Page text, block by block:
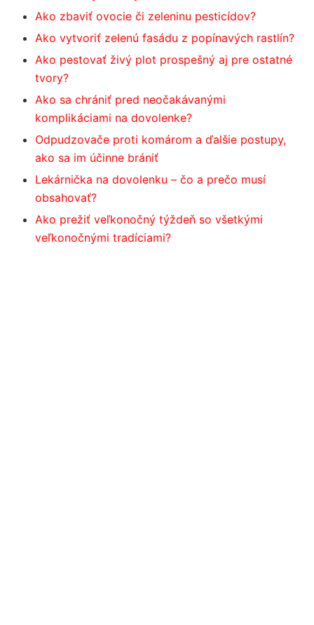
Ako zbaviť ovocie či zeleninu pesticídov?
Ako vytvoriť zelenú fasádu z popínavých rastlín?
Ako pestovať živý plot prospešný aj pre ostatné
tvory?
Ako sa chrániť pred neočakávanými
komplikáciami na dovolenke?
Odpudzovače proti komárom a ďalšie postupy,
ako sa im účinne brániť
Lekárnička na dovolenku – čo a prečo musí
obsahovať?
Ako prežiť veľkonočný týždeň so všetkými
veľkonočnými tradíciami?